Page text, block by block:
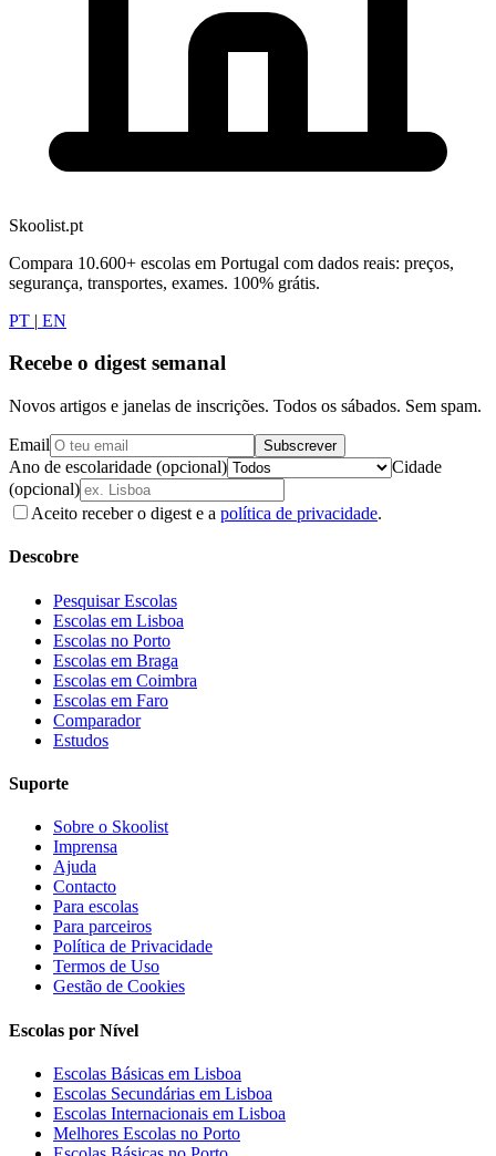
Skoolist.pt
Compara 10.600+ escolas em Portugal com dados reais: preços,
segurança, transportes, exames. 100% grátis.
PT | EN
Recebe o digest semanal
Novos artigos e janelas de inscrições. Todos os sábados. Sem spam.
Email Subscrever
Ano de escolaridade (opcional)
Cidade
(opcional)
Aceito receber o digest e a política de privacidade.
Descobre
Pesquisar Escolas
Escolas em Lisboa
Escolas no Porto
Escolas em Braga
Escolas em Coimbra
Escolas em Faro
Comparador
Estudos
Suporte
Sobre o Skoolist
Imprensa
Ajuda
Contacto
Para escolas
Para parceiros
Política de Privacidade
Termos de Uso
Gestão de Cookies
Escolas por Nível
Escolas Básicas em Lisboa
Escolas Secundárias em Lisboa
Escolas Internacionais em Lisboa
Melhores Escolas no Porto